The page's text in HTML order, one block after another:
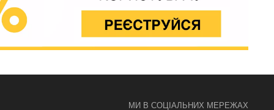
Boite a Desir
МИ В СОЦІАЛЬНИХ МЕРЕЖАХ